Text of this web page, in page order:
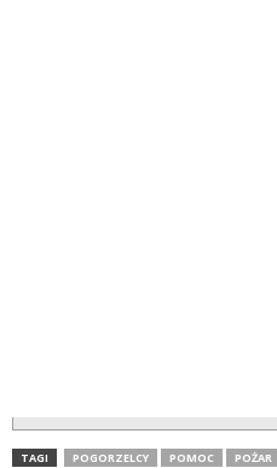
TAGI POGORZELCY POMOC POŻAR